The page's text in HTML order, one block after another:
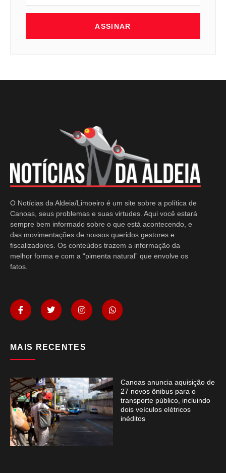
ASSINAR
O Notícias da Aldeia/Limoeiro é um site sobre a política de
Canoas, seus problemas e suas virtudes. Aqui você estará
sempre bem informado sobre o que está acontecendo, e
das movimentações de nossos queridos gestores e
fiscalizadores. Os conteúdos trazem a informação da
melhor forma e com a “pimenta natural” que envolve os
fatos.
MAIS RECENTES
Canoas anuncia aquisição de
27 novos ônibus para o
transporte público, incluindo
dois veículos elétricos
inéditos